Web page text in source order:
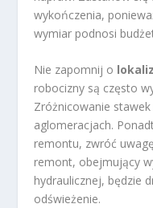
wykończenia,
wymiar podnosi
Nie zapomnij o
robocizny są często
Zróżnicowanie
aglomeracjach.
remontu, zwróć
remont, obejmujący
hydraulicznej, będzie
odświeżenie.